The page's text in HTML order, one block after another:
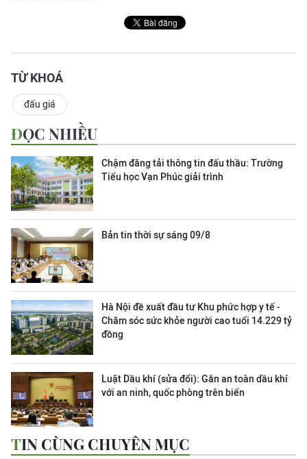
TỪ KHOÁ
đấu giá
ĐỌC NHIỀU
Chậm đăng tải thông tin đấu thầu: Trường
Tiểu học Vạn Phúc giải trình
Bản tin thời sự sáng 09/8
Hà Nội đề xuất đầu tư Khu phức hợp y tế -
Chăm sóc sức khỏe người cao tuổi 14.229 tỷ
đồng
Luật Dầu khí (sửa đổi): Gắn an toàn dầu khí
với an ninh, quốc phòng trên biển
TIN CÙNG CHUYÊN MỤC